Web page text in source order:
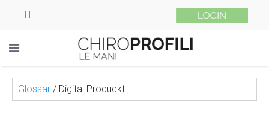
IT
Glossar / Digital Produckt